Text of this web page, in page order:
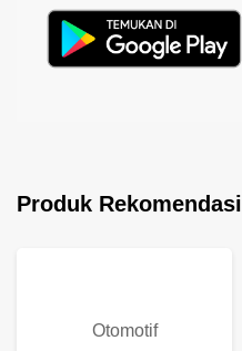
Produk Rekomendasi
Otomotif